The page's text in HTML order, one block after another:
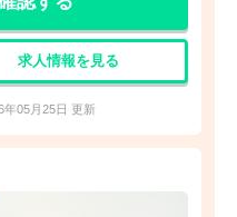
求人情報を見る
年05月25日 更新